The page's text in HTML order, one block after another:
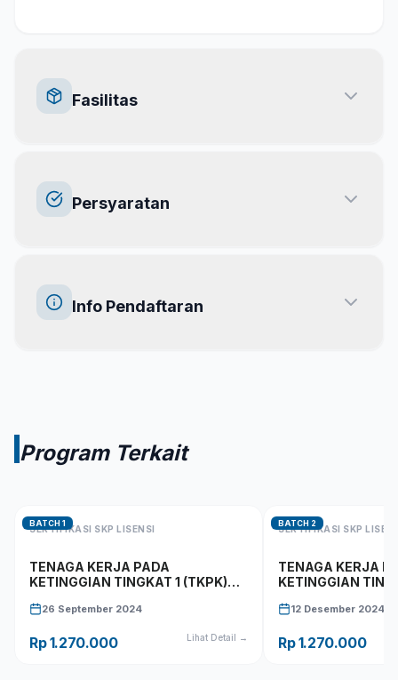
Fasilitas
Persyaratan
Info Pendaftaran
Program Terkait
BATCH 1
SERTIFIKASI SKP LISENSI
TENAGA KERJA PADA
KETINGGIAN TINGKAT 1 (TKPK)
26 September 2024
Rp 1.270.000 Lihat Detail →
BATCH 2
SERTIFIKASI SKP
TENAGA KERJA
KETINGGIAN
12 Desember 2024
Rp 1.270.000